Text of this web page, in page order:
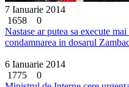
7 Ianuarie 2014
1658
0
Nastase ar putea sa execute
condamnarea in dosarul
6 Ianuarie 2014
1775
0